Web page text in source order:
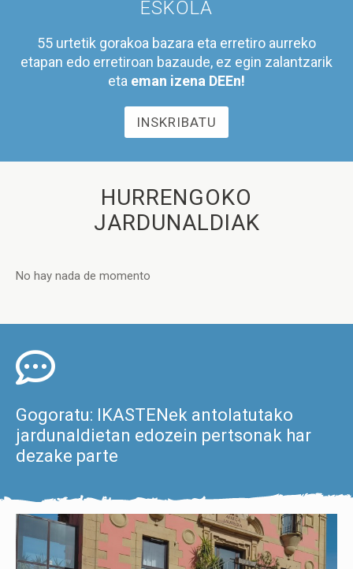
ESKOLA
55 urtetik gorakoa bazara eta erretiro aurreko
etapan edo erretiroan bazaude, ez egin zalantzarik
eta eman izena DEEn!
INSKRIBATU
HURRENGOKO
JARDUNALDIAK
No hay nada de momento
Gogoratu: IKASTENek antolatutako
jardunaldietan edozein pertsonak har
dezake parte